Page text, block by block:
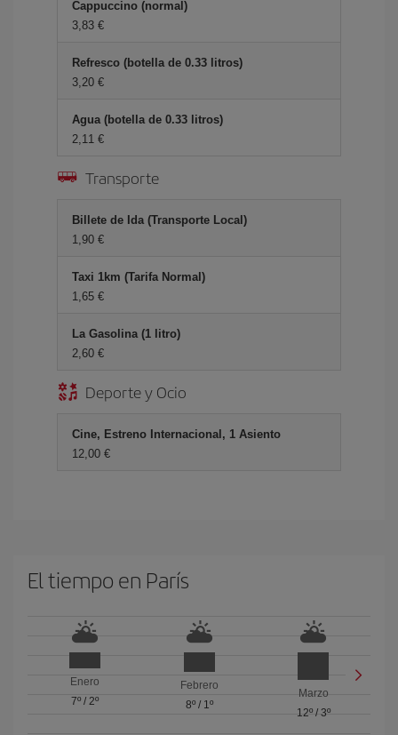
Cappuccino (normal)
3,83 €
Refresco (botella de 0.33 litros)
3,20 €
Agua (botella de 0.33 litros)
2,11 €
Transporte
Billete de Ida (Transporte Local)
1,90 €
Taxi 1km (Tarifa Normal)
1,65 €
La Gasolina (1 litro)
2,60 €
Deporte y Ocio
Cine, Estreno Internacional, 1 Asiento
12,00 €
El tiempo en París
Enero
7º/ 2º
Febrero
8º/ 1º
Marzo
12º/ 3º